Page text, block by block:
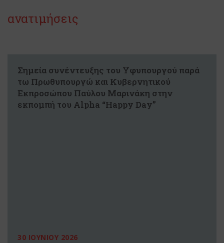
ανατιμήσεις
Σημεία συνέντευξης του Υφυπουργού παρά
τω Πρωθυπουργώ και Κυβερνητικού
Εκπροσώπου Παύλου Μαρινάκη στην
εκπομπή του Alpha “Happy Day”
30 ΙΟΥΝΙΟΥ 2026